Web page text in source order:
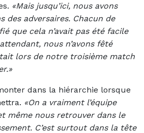
«Mais jusqu’ici, nous avons
des adversaires. Chacun de
que cela n’avait pas été facile
nous n’avons fêté
lors de notre troisième match
dans la hiérarchie lorsque
«On a vraiment l’équipe
même nous retrouver dans le
C’est surtout dans la tête